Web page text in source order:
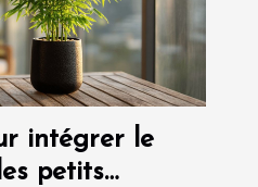
intégrer le
petits